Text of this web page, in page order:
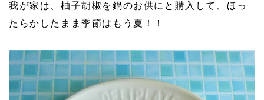
我が家は、柚子胡椒を鍋のお供にと購入して、ほっ
たらかしたまま季節はもう夏！！